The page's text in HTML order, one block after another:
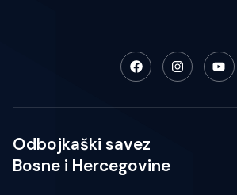
Odbojkaški savez
Bosne i Hercegovine